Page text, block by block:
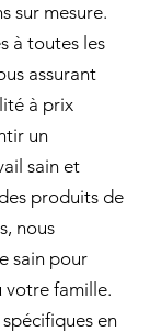
sur mesure.
à toutes les
assurant
à prix
un
sain et
produits de
nous
sain pour
votre famille.
en